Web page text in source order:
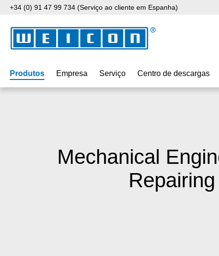
o conteúdo principal
Saltar para a pesquisa
Saltar para a navegação principal
+34 (0) 91 47 99 734 (Serviço ao cliente em Espanha)
Produtos Empresa Serviço Centro de descargas
Mechanical
Repairing